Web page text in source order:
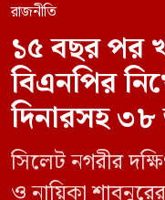
রাজনীতি
১৫ বছর পর
বিএনপির
দিনারসহ
সিলেট নগরীর